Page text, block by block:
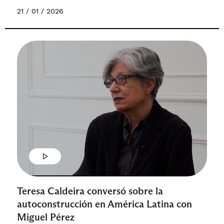
21 / 01 / 2026
Teresa Caldeira conversó sobre la
autoconstrucción en América Latina con
Miguel Pérez